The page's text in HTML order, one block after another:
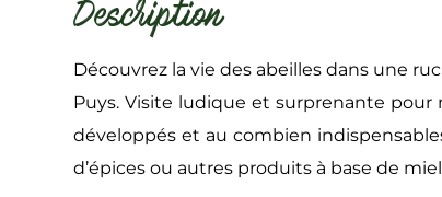
Description
Découvrez la vie des abeilles dans une
Puys. Visite ludique et surprenante
développés et au combien
d’épices ou autres produits à base de